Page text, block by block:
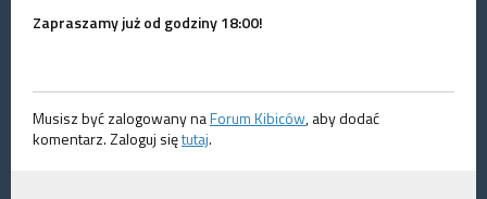
Zapraszamy już od godziny 18:00!
Musisz być zalogowany naForum Kibiców, aby dodać
komentarz. Zaloguj siętutaj.